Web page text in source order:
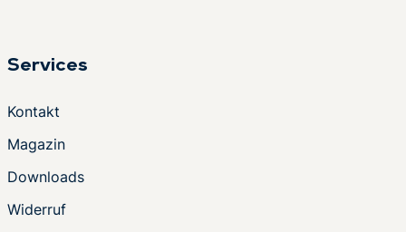
Services
Kontakt
Magazin
Downloads
Widerruf